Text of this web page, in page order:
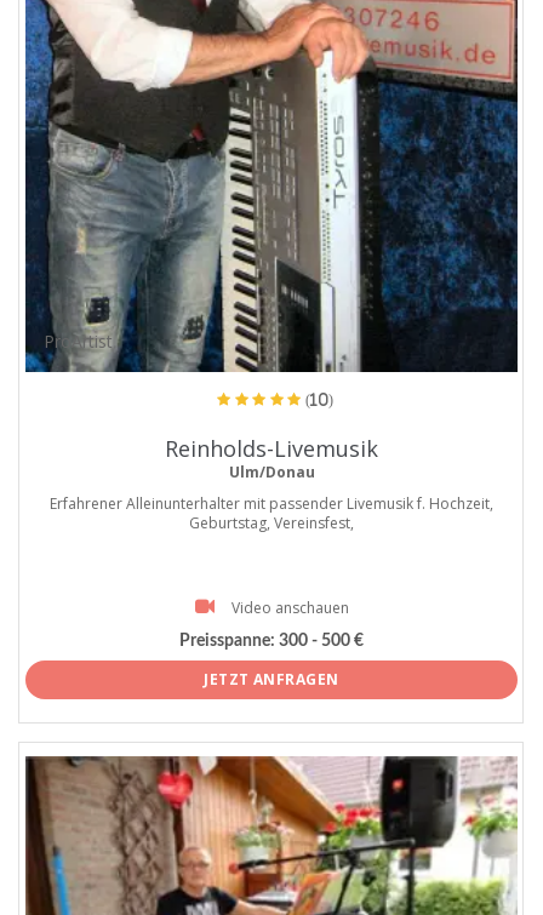
ProArtist
(10)
Reinholds-Livemusik
Ulm/Donau
Erfahrener Alleinunterhalter mit passender Livemusik f. Hochzeit,
Geburtstag, Vereinsfest,
Video anschauen
Preisspanne: 300 - 500 €
JETZT ANFRAGEN